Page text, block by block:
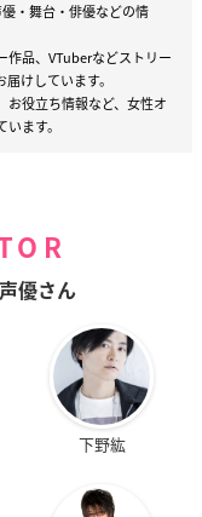
・舞台・俳優などの情
作品、VTuberなどストリー
けしています。
お役立ち情報など、女性オ
ます。
優さん
下野紘